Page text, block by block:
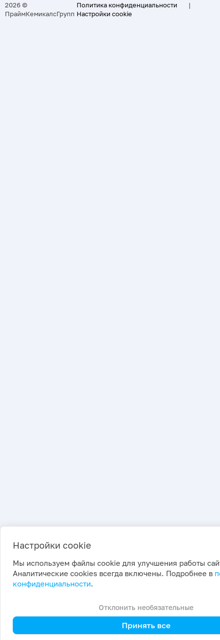
2026 ©
ПраймКемикалсГрупп
Политика конфиденциальности
|
Настройки cookie
Настройки cookie
Мы используем файлы cookie для улучшения работы
Аналитические cookies всегда включены. Подробнее в
конфиденциальности.
Отклонить необязательные
Принять все